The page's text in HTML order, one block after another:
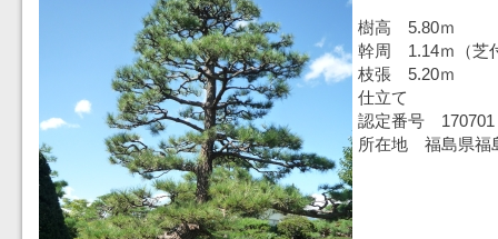
樹高 5.80ｍ
幹周 1.14ｍ（芝
枝張 5.20ｍ
仕立て
認定番号 170701
所在地 福島県福